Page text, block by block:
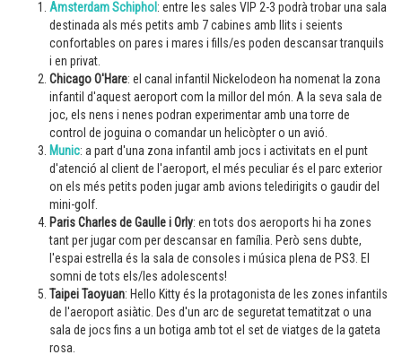
Amsterdam Schiphol : entre les sales VIP 2-3 podrà trobar una sala
destinada als més petits amb 7 cabines amb llits i seients
confortables on pares i mares i fills/es poden descansar tranquils
i en privat.
Chicago O'Hare: el canal infantil Nickelodeon ha nomenat la zona
infantil d'aquest aeroport com la millor del món. A la seva sala de
joc, els nens i nenes podran experimentar amb una torre de
control de joguina o comandar un helicòpter o un avió.
Munic: a part d'una zona infantil amb jocs i activitats en el punt
d'atenció al client de l'aeroport, el més peculiar és el parc exterior
on els més petits poden jugar amb avions teledirigits o gaudir del
mini-golf.
Paris Charles de Gaulle i Orly: en tots dos aeroports hi ha zones
tant per jugar com per descansar en família. Però sens dubte,
l'espai estrella és la sala de consoles i música plena de PS3. El
somni de tots els/les adolescents!
Taipei Taoyuan: Hello Kitty és la protagonista de les zones infantils
de l'aeroport asiàtic. Des d'un arc de seguretat tematitzat o una
sala de jocs fins a un botiga amb tot el set de viatges de la gateta
rosa.